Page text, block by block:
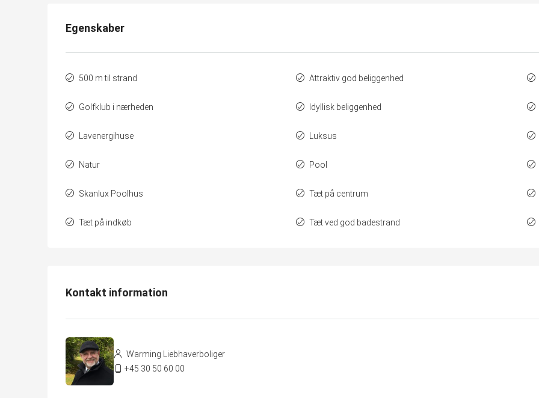
Egenskaber
500 m til strand Attraktiv god beliggenhed
Golfklub i nærheden Idyllisk beliggenhed
Lavenergihuse Luksus
Natur Pool
Skanlux Poolhus Tæt på centrum
Tæt på indkøb Tæt ved god badestrand
Kontakt information
Warming Liebhaverboliger
+45 30 50 60 00